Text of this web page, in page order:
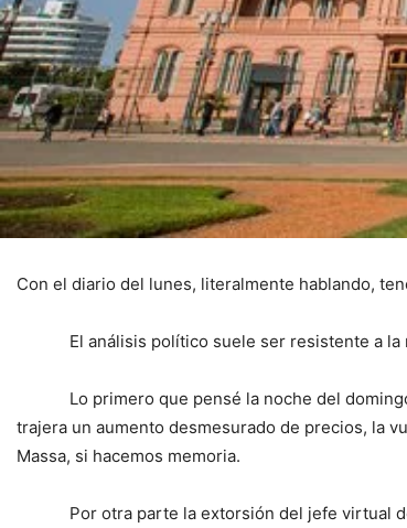
Con el diario del lunes, literalmente hablando,
El análisis político suele ser resistente a la
Lo primero que pensé la noche del domingo,
trajera un aumento desmesurado de precios, la
Massa, si hacemos memoria.
Por otra parte la extorsión del jefe virtual de